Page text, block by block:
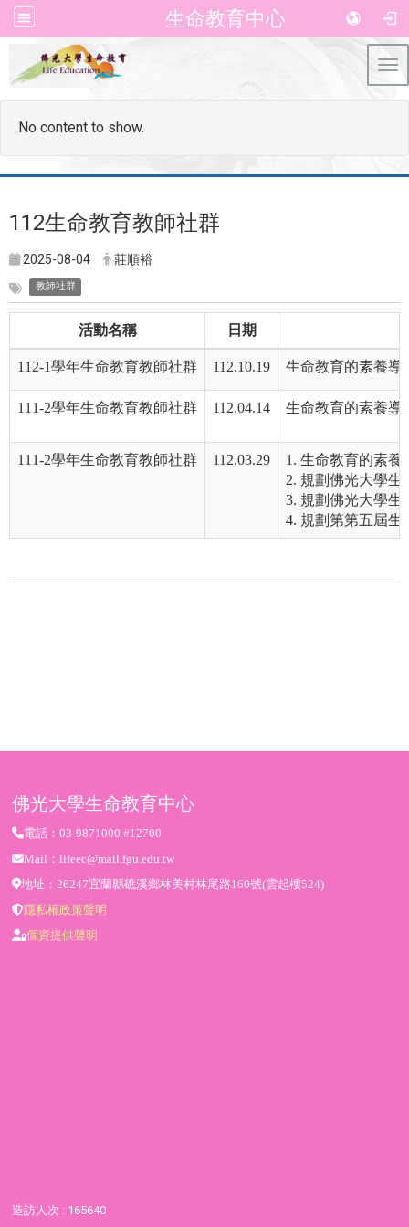
生命教育中心
No content to show.
112生命教育教師社群
2025-08-04 莊順裕
教師社群
活動名稱 日期
112-1學年生命教育教師社群 112.10.19 生命教育的素養導
111-2學年生命教育教師社群 112.04.14 生命教育的素養導
111-2學年生命教育教師社群 112.03.29
1. 生命教育的素養
2. 規劃佛光大學
3. 規劃佛光大學生
4. 規劃第第五屆生
佛光大學生命教育中心
電話：03-9871000 #12700
Mail：lifeec@mail.fgu.edu.tw
地址：26247宜蘭縣礁溪鄉林美村林尾路160號(雲起樓524)
隱私權政策聲明
個資提供聲明
造訪人次 : 165640